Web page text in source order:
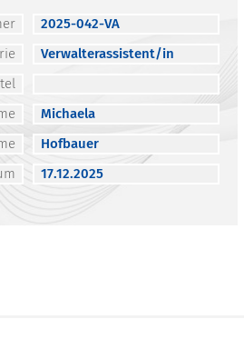
2025-042-VA
Verwalterassistent/in
Michaela
Hofbauer
17.12.2025